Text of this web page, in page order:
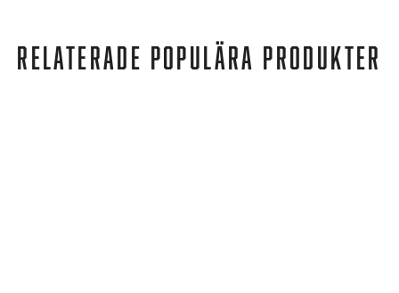
RELATERADE POPULÄRA PRODUKTER